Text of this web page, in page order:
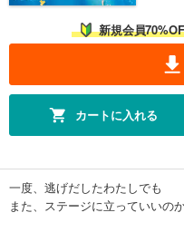
新規会員
カートに入れる
一度、逃げだしたわたしでも
また、ステージに立っていいの